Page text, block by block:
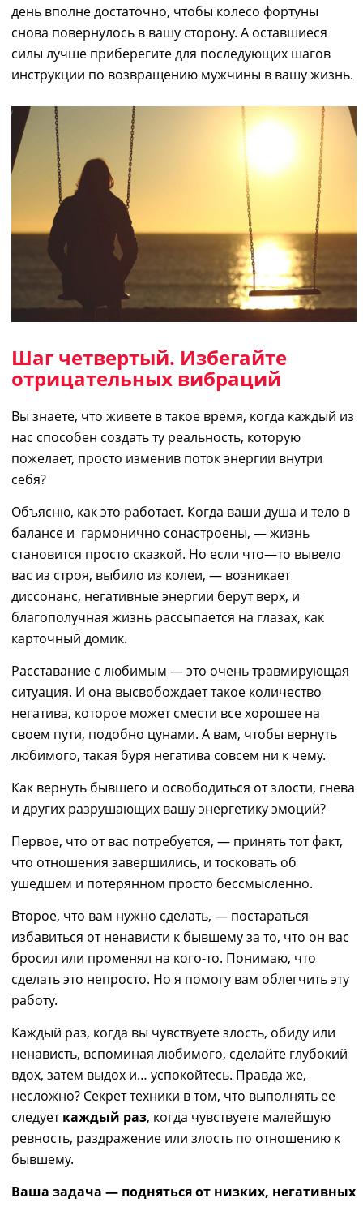
день вполне достаточно, чтобы колесо фортуны
снова повернулось в вашу сторону. А оставшиеся
силы лучше приберегите для последующих шагов
инструкции по возвращению мужчины в вашу жизнь.
Шаг четвертый. Избегайте
отрицательных вибраций
Вы знаете, что живете в такое время, когда каждый из
нас способен создатьту реальность, которую
пожелает, просто изменив поток энергии внутри
себя?
Объясню, как это работает. Когда ваши душа и тело в
балансе и гармонично сонастроены, ―жизнь
становится просто сказкой. Но если что—то вывело
вас из строя, выбило из колеи, ― возникает
диссонанс, негативные энергии берут верх, и
благополучная жизнь рассыпается на глазах, как
карточный домик.
Расставание с любимым ―это очень травмирующая
ситуация. И она высвобождает такое количество
негатива, которое может смести все хорошее на
своем пути, подобно цунами. А вам, чтобы вернуть
любимого, такая буря негатива совсем ни к чему.
Как вернуть бывшего и освободиться от злости, гнева
и других разрушающих вашу энергетику эмоций?
Первое, что от вас потребуется, ― принять тот факт,
что отношения завершились, и тосковать об
ушедшем и потерянном просто бессмысленно.
Второе, что вам нужно сделать, ― постараться
избавиться от ненависти к бывшему за то, что он вас
бросил или променял на кого-то. Понимаю, что
сделать это непросто. Но я помогу вам облегчить эту
работу.
Каждый раз, когда вы чувствуете злость, обиду или
ненависть, вспоминая любимого, сделайте глубокий
вдох, затем выдох и… успокойтесь. Правда же,
несложно? Секрет техники в том, что выполнять ее
следуеткаждый раз, когда чувствуете малейшую
ревность, раздражение или злость по отношению к
бывшему.
Ваша задача ― подняться от низких, негативных